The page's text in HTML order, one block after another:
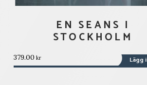
EN SEANS I
STOCKHOLM
379.00 kr Lägg i